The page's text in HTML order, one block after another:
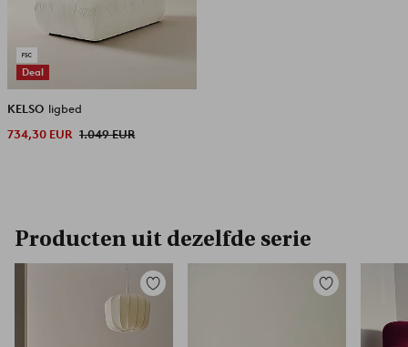
Deal
KELSO ligbed
734,30 EUR 1.049 EUR
Producten uit dezelfde serie
Toevoegen
aan
favorieten
Toevoegen